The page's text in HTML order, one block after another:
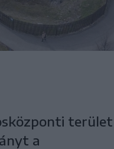
terület
a